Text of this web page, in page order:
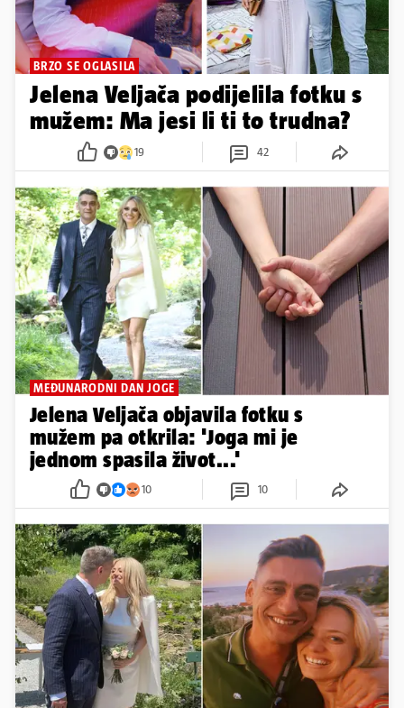
BRZO SE OGLASILA
Jelena Veljača podijelila fotku s
mužem: Ma jesi li ti to trudna?
19 42
MEĐUNARODNI DAN JOGE
Jelena Veljača objavila fotku s
mužem pa otkrila: 'Joga mi je
jednom spasila život...'
10 10